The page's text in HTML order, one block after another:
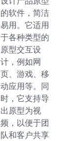
的软件，简洁
易用。它适用
于各种类型的
原型交互设
计，例如网
页、游戏、移
动应用等。同
时，它支持导
出原型为视
频，以便于团
队和客户共享